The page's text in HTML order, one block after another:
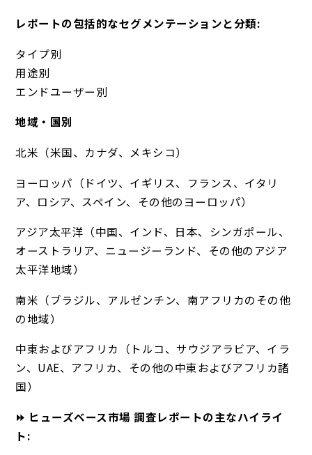
レポートの包括的なセグメンテーションと分類:
タイプ別
用途別
エンドユーザー別
地域・国別
北米（米国、カナダ、メキシコ）
ヨーロッパ（ドイツ、イギリス、フランス、イタリ
ア、ロシア、スペイン、その他のヨーロッパ）
アジア太平洋（中国、インド、日本、シンガポール、
オーストラリア、ニュージーランド、その他のアジア
太平洋地域）
南米（ブラジル、アルゼンチン、南アフリカのその他
の地域）
中東およびアフリカ（トルコ、サウジアラビア、イラ
ン、UAE、アフリカ、その他の中東およびアフリカ諸
国）
⏩ ヒューズベース市場 調査レポートの主なハイライ
ト: